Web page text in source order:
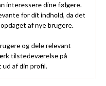
interessere dine følgere.
for dit indhold, da det
af nye brugere.
og dele relevant
tilstedeværelse på
af din profil.